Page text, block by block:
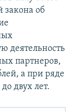
закона об
деятельность
партнеров,
а при ряде
двух лет.